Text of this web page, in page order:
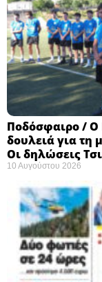
Ποδόσφαιρο /
δουλειά για τη
Οι δηλώσεις
10 Αυγούστου 2026